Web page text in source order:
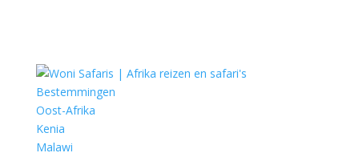
Bestemmingen
Oost-Afrika
Kenia
Malawi